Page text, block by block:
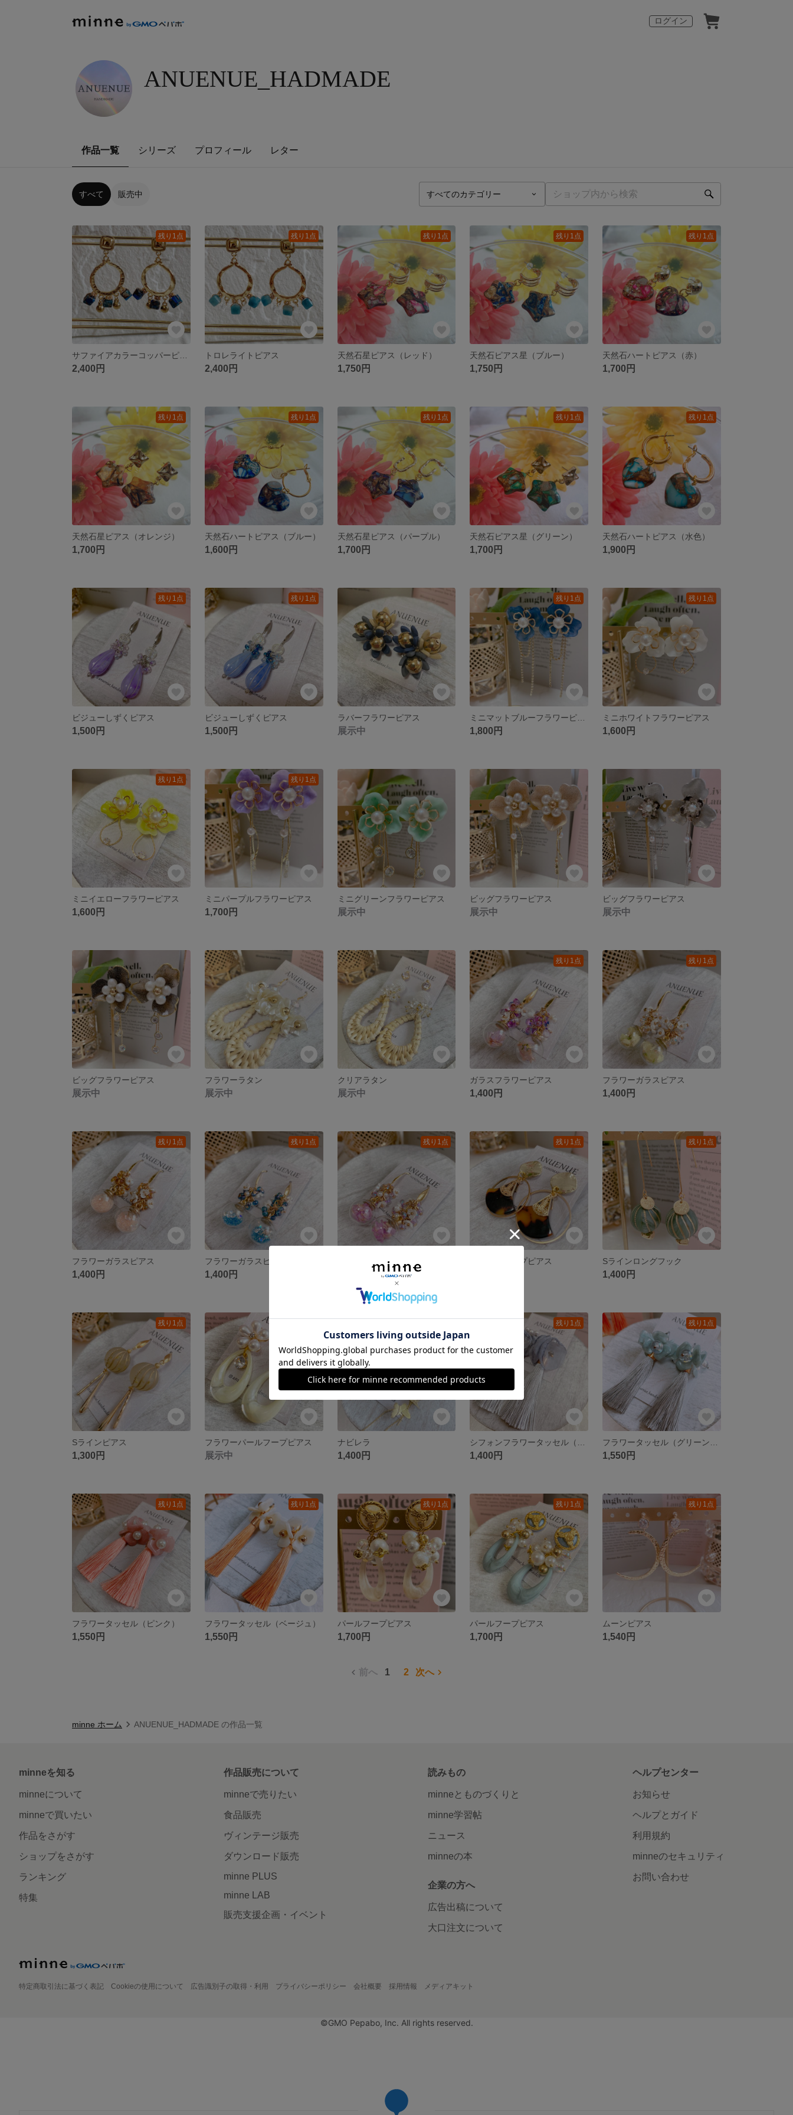
ログイン
ANUENUE_HADMADE
作品一覧 シリーズ プロフィール レター
すべて 販売中
残り1点
2,400円
残り1点
トロレライトピアス
2,400円
残り1点
天然石星ピアス（レッド）
1,750円
残り1点
天然石ピアス星（ブルー）
1,750円
残り1点
天然石ハートピアス（赤）
1,700円
残り1点
天然石星ピアス（オレンジ）
1,700円
残り1点
天然石ハートピアス（ブルー）
1,600円
残り1点
天然石星ピアス（パープル）
1,700円
残り1点
天然石ピアス星（グリーン）
1,700円
残り1点
天然石ハートピアス（水色）
1,900円
残り1点
ビジューしずくピアス
1,500円
残り1点
ビジューしずくピアス
1,500円
ラバーフラワーピアス
展示中
残り1点
1,800円
残り1点
ミニホワイトフラワーピアス
1,600円
残り1点
ミニイエローフラワーピアス
1,600円
残り1点
ミニパープルフラワーピアス
1,700円
ミニグリーンフラワーピアス
展示中
ビッグフラワーピアス
展示中
ビッグフラワーピアス
展示中
ビッグフラワーピアス
展示中
フラワーラタン
展示中
クリアラタン
展示中
残り1点
ガラスフラワーピアス
1,400円
残り1点
フラワーガラスピアス
1,400円
残り1点
フラワーガラスピアス
1,400円
残り1点
フラワーガラスピアス
1,400円
残り1点
フラワーガラスピアス
残り1点
ベッコウフープピアス
残り1点
Sラインロングフック
1,400円
残り1点
Sラインピアス
1,300円
フラワーパールフープピアス
展示中
ナビレラ
1,400円
残り1点
1,400円
残り1点
1,550円
残り1点
フラワータッセル（ピンク）
1,550円
残り1点
フラワータッセル（ベージュ）
1,550円
残り1点
パールフープピアス
1,700円
残り1点
パールフープピアス
1,700円
残り1点
ムーンピアス
1,540円
前へ 1 2 次へ
minne ホーム ANUENUE_HADMADE の作品一覧
minneを知る
minneについて
minneで買いたい
作品をさがす
ショップをさがす
ランキング
特集
作品販売について
minneで売りたい
食品販売
ヴィンテージ販売
ダウンロード販売
minne PLUS
minne LAB
販売支援企画・イベント
読みもの
minneとものづくりと
minne学習帖
ニュース
minneの本
企業の方へ
広告出稿について
大口注文について
ヘルプセンター
お知らせ
ヘルプとガイド
利用規約
minneのセキュリティ
お問い合わせ
特定商取引法に基づく表記 Cookieの使用について 広告識別子の取得・利用 プライバシーポリシー 会社概要 採用情報 メディアキット
©GMO Pepabo, Inc. All rights reserved.